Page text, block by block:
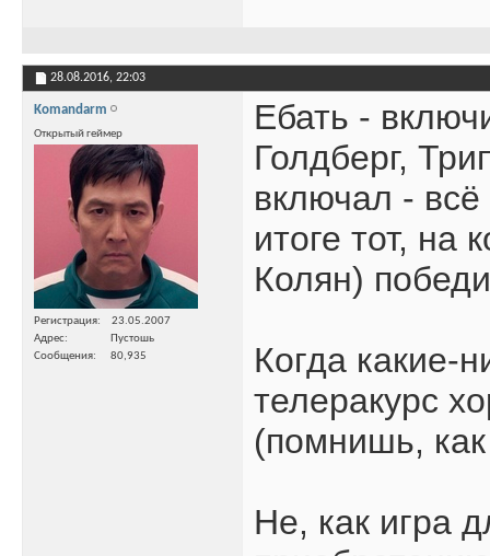
28.08.2016, 22:03
Komandarm
Открытый геймер
Регистрация
23.05.2007
Адрес
Пустошь
Сообщения
80,935
Ебать -
Голдберг,
включал - всё
итоге тот, на
Колян)
Когда какие-
телеракурс
(помнишь,
Не, как игра